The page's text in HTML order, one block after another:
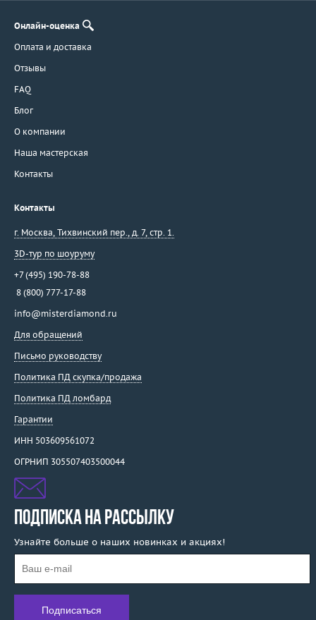
Онлайн-оценка
Оплата и доставка
Отзывы
FAQ
Блог
О компании
Наша мастерская
Контакты
Контакты
г. Москва Тихвинский пер., д. 7, стр. 1.
3D-тур по шоуруму
+7 (495) 190-78-88
8 (800) 777-17-88
info@misterdiamond.ru
Для обращений
Письмо руководству
Политика ПД скупка/продажа
Политика ПД ломбард
Гарантии
ИНН 503609561072
ОГРНИП 305507403500044
ПОДПИСКА НА РАССЫЛКУ
Узнайте больше о наших новинках и акциях!